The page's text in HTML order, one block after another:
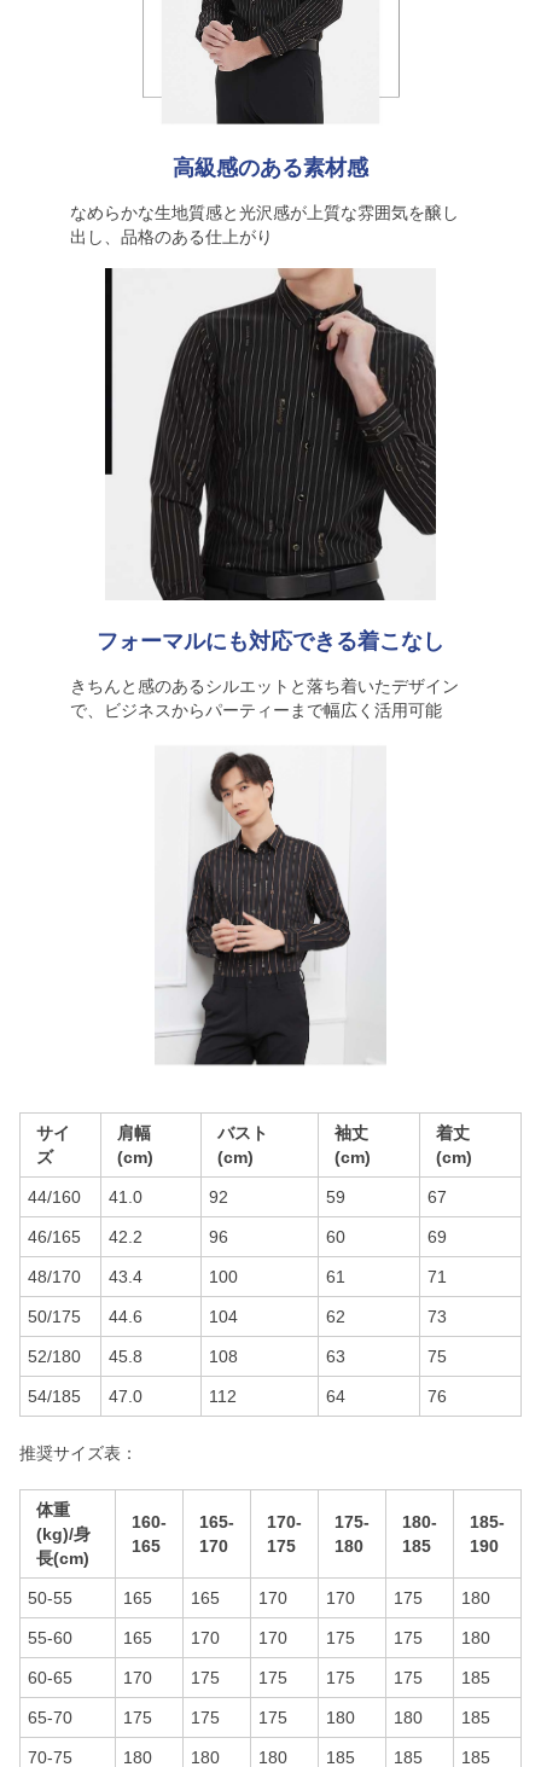
高級感のある素材感
なめらかな生地質感と光沢感が上質な雰囲気を醸し
出し、品格のある仕上がり
フォーマルにも対応できる着こなし
きちんと感のあるシルエットと落ち着いたデザイン
で、ビジネスからパーティーまで幅広く活用可能
サイ
ズ
肩幅
(cm)
バスト
(cm)
袖丈
(cm)
着丈
(cm)
44/160 41.0 92 59 67
46/165 42.2 96 60 69
48/170 43.4 100 61 71
50/175 44.6 104 62 73
52/180 45.8 108 63 75
54/185 47.0 112 64 76
推奨サイズ表：
体重
(kg)/身
長(cm)
160-
165
165-
170
170-
175
175-
180
180-
185
185-
190
50-55 165 165 170 170 175 180
55-60 165 170 170 175 175 180
60-65 170 175 175 175 175 185
65-70 175 175 175 180 180 185
70-75 180 180 180 185 185 185